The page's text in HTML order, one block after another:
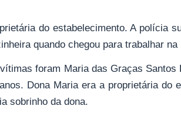
do estabelecimento. A polícia
quando chegou para trabalhar
foram Maria das Graças Santos
Dona Maria era a proprietária do
sobrinho da dona.